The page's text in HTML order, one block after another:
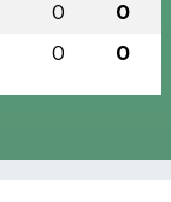
0 0
0 0